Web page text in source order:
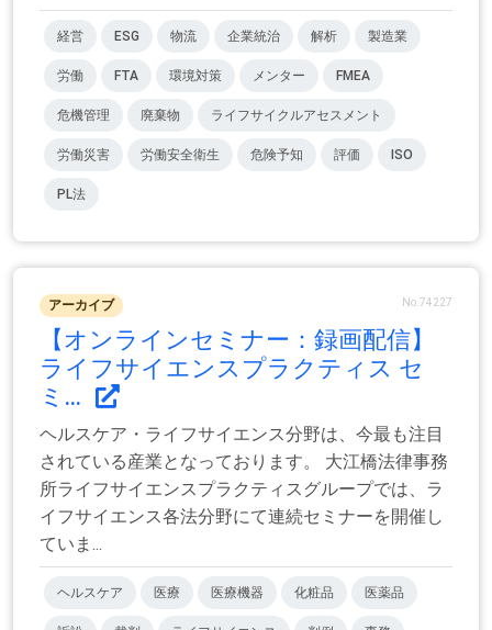
経営 ESG 物流 企業統治 解析 製造業
労働 FTA 環境対策 メンター FMEA
危機管理 廃棄物 ライフサイクルアセスメント
労働災害 労働安全衛生 危険予知 評価 ISO
PL法
アーカイブ No.74227
【オンラインセミナー：録画配信】
ライフサイエンスプラクティス セ
ミ...
ヘルスケア・ライフサイエンス分野は、今最も注目
されている産業となっております。 大江橋法律事務
所ライフサイエンスプラクティスグループでは、ラ
イフサイエンス各法分野にて連続セミナーを開催し
ていま...
ヘルスケア 医療 医療機器 化粧品 医薬品